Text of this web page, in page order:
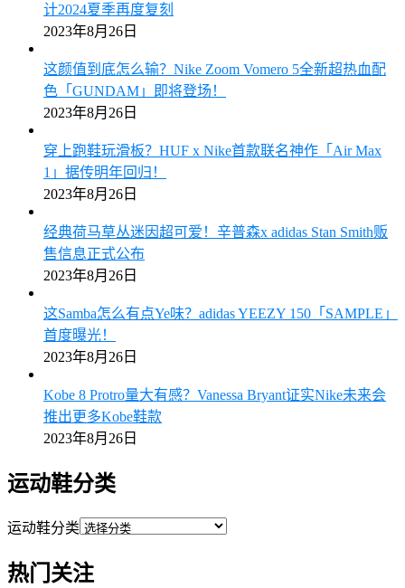
计2024夏季再度复刻
2023年8月26日
这颜值到底怎么输？Nike Zoom Vomero 5全新超热血配
色「GUNDAM」即将登场！
2023年8月26日
穿上跑鞋玩滑板？HUF x Nike首款联名神作「Air Max
1」据传明年回归！
2023年8月26日
经典荷马草丛迷因超可爱！辛普森x adidas Stan Smith贩
售信息正式公布
2023年8月26日
这Samba怎么有点Ye味？adidas YEEZY 150「SAMPLE」
首度曝光！
2023年8月26日
Kobe 8 Protro量大有感？Vanessa Bryant证实Nike未来会
推出更多Kobe鞋款
2023年8月26日
运动鞋分类
运动鞋分类
热门关注